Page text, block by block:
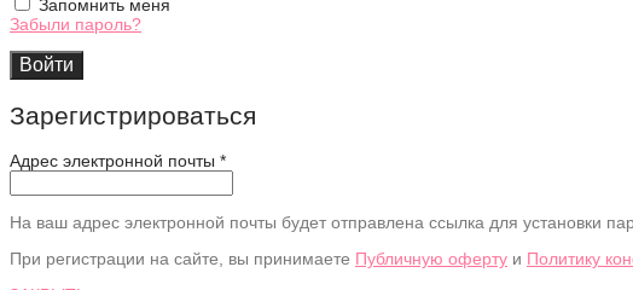
Запомнить меня
Забыли пароль?
Войти
Зарегистрироваться
Адрес электронной почты *
На ваш адрес электронной почты будет отправлена ссылка для установки
При регистрации на сайте, вы принимаете Публичную оферту и Политику